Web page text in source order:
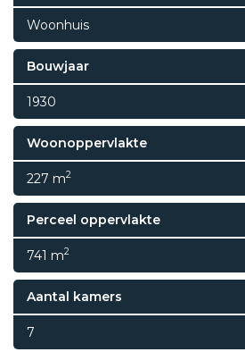
Woonhuis
Bouwjaar
1930
Woonoppervlakte
227 m2
Perceel oppervlakte
741 m2
Aantal kamers
7